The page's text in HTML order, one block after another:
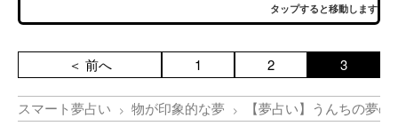
タップすると移動します
＜ 前へ 1 2 3
スマート夢占い 物が印象的な夢 【夢占い】うんちの夢